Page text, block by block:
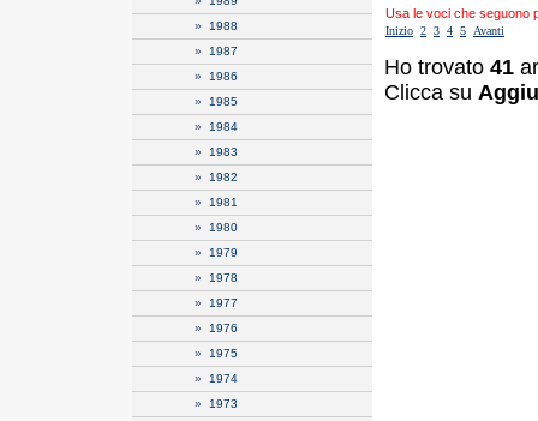
» 1988
» 1987
» 1986
» 1985
» 1984
» 1983
» 1982
» 1981
» 1980
» 1979
» 1978
» 1977
» 1976
» 1975
» 1974
» 1973
Usa le voci che seguono
Inizio 2 3 4 5 Avanti
Ho trovato 41
Clicca su